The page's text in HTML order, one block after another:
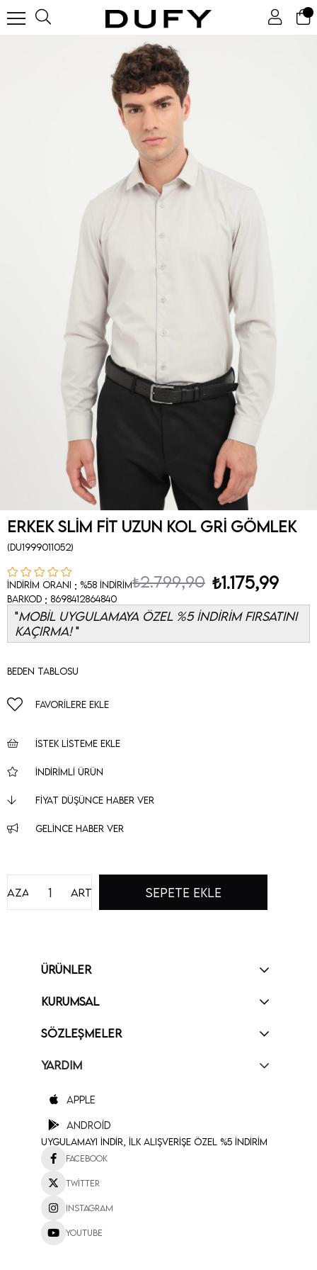
Erkek Slim Fit Uzun Kol Gri Gömlek
(DU1999011052)
İndirim Oranı : %58 İndirim₺2.799,90 ₺1.175,99
Barkod : 8698412864840
MOBİL UYGULAMAYA ÖZEL %5 İNDİRİM FIRSATINI
KAÇIRMA!
Beden Tablosu
FAVORILERE EKLE
İSTEK LISTEME EKLE
İNDIRIMLI ÜRÜN
FIYAT DÜŞÜNCE HABER VER
GELINCE HABER VER
Artır
Azalt
ÜRÜNLER
KURUMSAL
SÖZLEŞMELER
YARDIM
Apple
Android
Uygulamayı İndir, İlk Alışverişe Özel %5 İndirim
Facebook
Twitter
Instagram
Youtube